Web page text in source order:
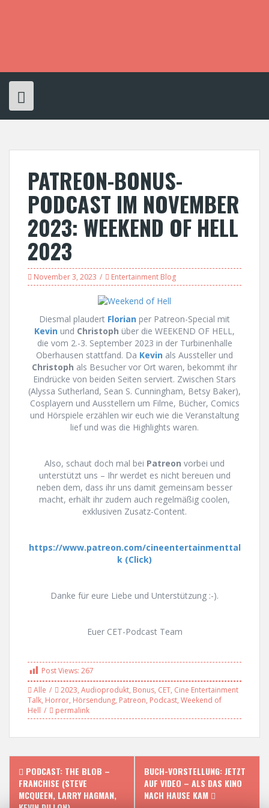
PATREON-BONUS-
PODCAST IM NOVEMBER
2023: WEEKEND OF HELL
2023
November 3, 2023 Entertainment Blog
Diesmal plaudert Florian per Patreon-Special mit
Kevin und Christoph über die WEEKEND OF HELL,
die vom 2.-3. September 2023 in der Turbinenhalle
Oberhausen stattfand. Da Kevin als Aussteller und
Christoph als Besucher vor Ort waren, bekommt ihr
Eindrücke von beiden Seiten serviert. Zwischen Stars
(Alyssa Sutherland, Sean S. Cunningham, Betsy Baker),
Cosplayern und Ausstellern um Filme, Bücher, Comics
und Hörspiele erzählen wir euch wie die Veranstaltung
lief und was die Highlights waren.
Also, schaut doch mal bei Patreon vorbei und
unterstützt uns – Ihr werdet es nicht bereuen und
neben dem, dass ihr uns damit gemeinsam besser
macht, erhält ihr zudem auch regelmäßig coolen,
exklusiven Zusatz-Content.
https://www.patreon.com/cineentertainmenttal
k (Click)
Danke für eure Liebe und Unterstützung :-).
Euer CET-Podcast Team
Post Views: 267
Alle
2023, Audioprodukt, Bonus, CET, Cine Entertainment
Talk, Horror, Hörsendung, Patreon, Podcast, Weekend of
Hell
permalink
P PODCAST: THE BLOB –
FRANCHISE (STEVE
MCQUEEN, LARRY HAGMAN,
BUCH-VORSTELLUNG: JETZT
AUF VIDEO – ALS DAS KINO
NACH HAUSE KAM